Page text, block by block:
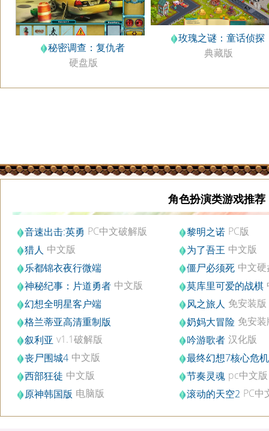
秘密调查：复仇者
硬盘版
玫瑰之谜：童话侦探
典藏版
角色扮演类游戏推荐
音速出击:英勇 PC中文破解版 黎明之诺 PC版
猎人 中文版 为了吾王 中文版
乐都锦衣夜行微端
僵尸必须死 中文
版
神秘纪事：片道勇者 中文版 莫库里可爱的战棋
文版
幻想全明星客户端 风之旅人 免安装版
格兰蒂亚高清重制版
奶妈大冒险 免安
叙利亚 v1.1破解版 吟游歌者 汉化版
丧尸围城4 中文版
最终幻想7核心危机
中文版
西部狂徒 中文版 节奏灵魂 pc中文版
原神韩国版 电脑版
滚动的天空2 PC中